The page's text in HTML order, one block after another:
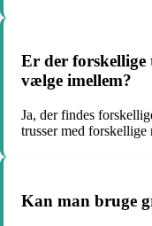
Er der forskellige
vælge imellem?
Ja, der findes
trusser med forskellige
Kan man bruge